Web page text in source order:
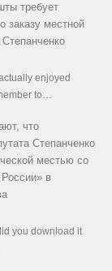
требует
заказу местной
enjoyed
to…
что
Степанченко
местью со
в
you download it